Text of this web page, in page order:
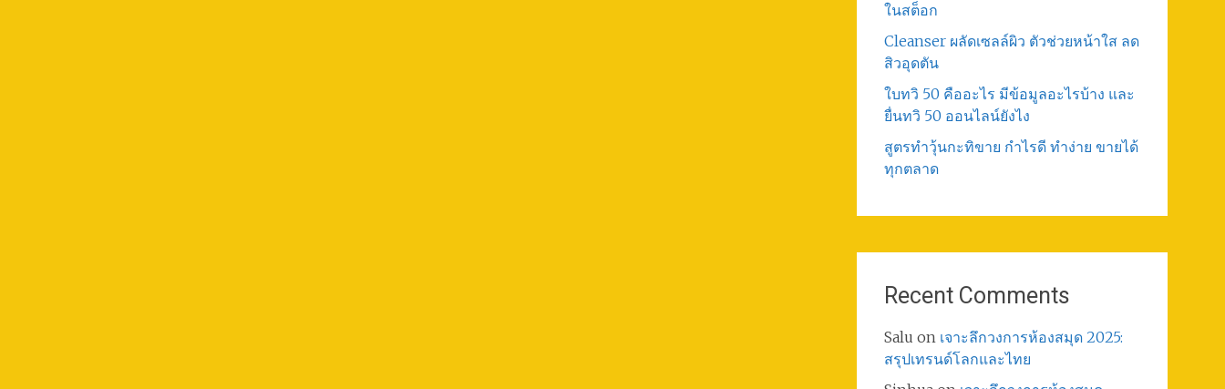
ในสต็อก
Cleanser ผลัดเซลล์ผิว ตัวช่วยหน้าใส ลด
สิวอุดตัน
ใบทวิ 50 คืออะไร มีข้อมูลอะไรบ้าง และ
ยื่นทวิ 50 ออนไลน์ยังไง
สูตรทําวุ้นกะทิขาย กำไรดี ทำง่าย ขายได้
ทุกตลาด
Recent Comments
Salu on เจาะลึกวงการห้องสมุด 2025:
สรุปเทรนด์โลกและไทย